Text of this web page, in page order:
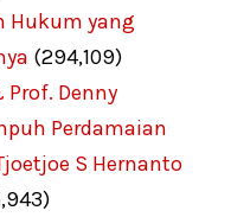
Hukum yang
(294,109)
Denny
Perdamaian
S Hernanto